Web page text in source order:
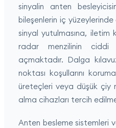
sinyalin anten
bileşenlerin iç
sinyal yutulmasına, iletim
radar menzilinin ciddi
açmaktadır. Dalga
noktası koşullarını
üreteçleri veya düşük çiy
alma cihazları tercih
Anten besleme sistemleri